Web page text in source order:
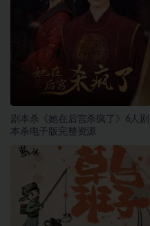
剧本杀《她在后宫杀疯了》6人剧
本杀电子版完整资源